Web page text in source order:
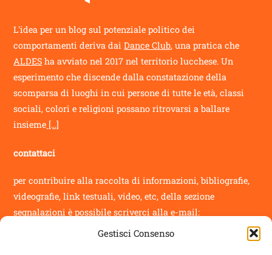
Gestisci Consenso
L'idea per un blog sul potenziale politico dei
comportamenti deriva daiDance Club, una pratica che
ALDES ha avviato nel 2017 nel territorio lucchese. Un
esperimento che discende dalla constatazione della
scomparsa di luoghi in cui persone di tutte le età, classi
sociali, colori e religioni possano ritrovarsi a ballare
insieme [...]
contattaci
per contribuire alla raccolta di informazioni, bibliografie,
videografie, link testuali, video, etc, della sezione
segnalazioniè possibile scriverci alla e-mail:
info@novantatrepercento.it